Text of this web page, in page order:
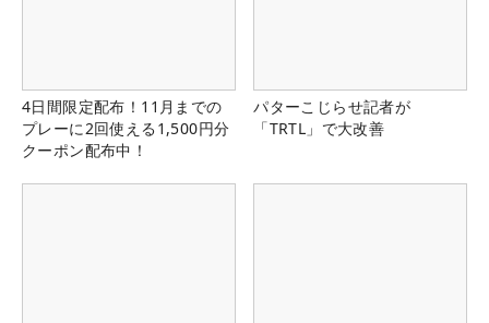
4日間限定配布！11月までの
プレーに2回使える1,500円分
クーポン配布中！
パターこじらせ記者が
「TRTL」で大改善